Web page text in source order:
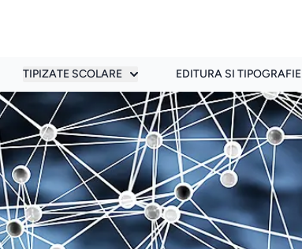
TIPIZATE SCOLARE EDITURA SI TIPOGRAFIE